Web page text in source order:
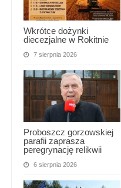
Wkrótce dożynki
diecezjalne w Rokitnie
7 sierpnia 2026
Proboszcz gorzowskiej
parafii zaprasza
peregrynację relikwii
6 sierpnia 2026